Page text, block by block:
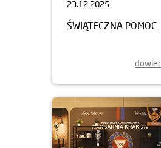
23.12.2025
ŚWIĄTECZNA POMOC